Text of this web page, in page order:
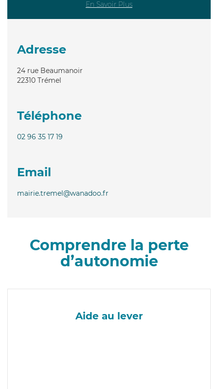
En Savoir Plus
Adresse
24 rue Beaumanoir
22310 Trémel
Téléphone
02 96 35 17 19
Email
mairie.tremel@wanadoo.fr
Comprendre la perte
d’autonomie
Aide au lever